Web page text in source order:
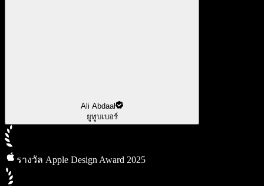
Ali Abdaal
ยูทูบเบอร์
รางวัล Apple Design Award 2025